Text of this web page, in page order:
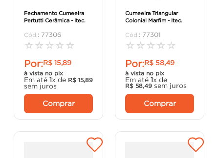
Fechamento Cumeeira
Pertutti Cerâmica - Itec.
: 77306
☆ ☆ ☆ ☆ ☆
Por:R$ 15,89
à vista no pix
Em até 1x de R$ 15,89
sem juros
Comprar
Cumeeira Triangular
Colonial Marfim - Itec.
: 77301
☆ ☆ ☆ ☆ ☆
Por:R$ 58,49
à vista no pix
Em até 1x de
R$ 58,49 sem juros
Comprar